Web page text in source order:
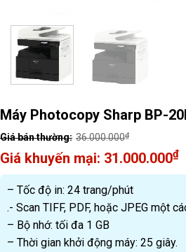
Máy Photocopy Sharp BP-
36.000.000₫
31.000.000₫
– Tốc độ in: 24 trang/phút
.- Scan TIFF, PDF, hoặc JPEG một
– Bộ nhớ: tối đa 1 GB
– Thời gian khởi động máy: 25 giây.